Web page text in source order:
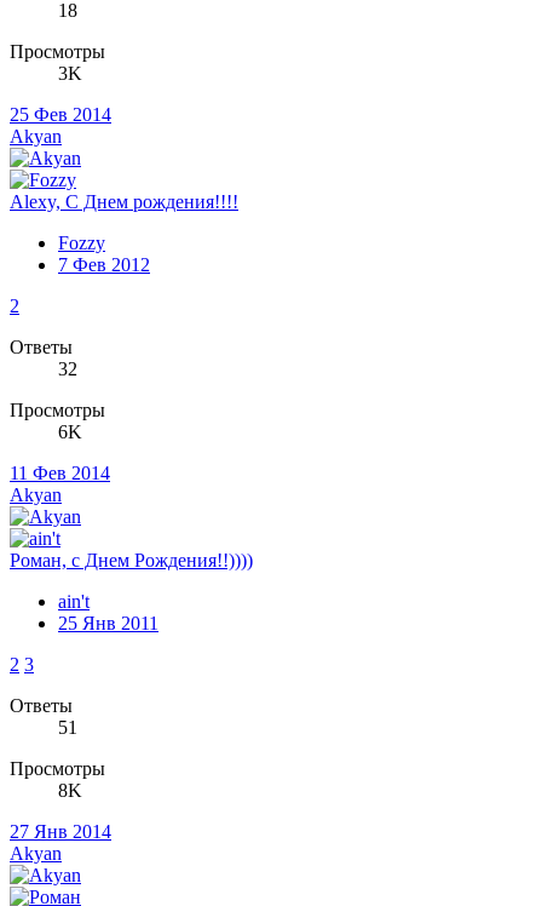
18
Просмотры
3K
25 Фев 2014
Akyan
Alexy, С Днем рождения!!!!
Fozzy
7 Фев 2012
2
Ответы
32
Просмотры
6K
11 Фев 2014
Akyan
Роман, с Днем Рождения!!))))
ain't
25 Янв 2011
2 3
Ответы
51
Просмотры
8K
27 Янв 2014
Akyan